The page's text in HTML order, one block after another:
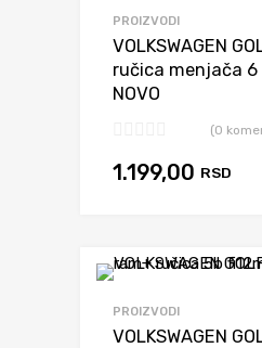
PROIZVODI
VOLKSWAGEN
ručica menjača 6
NOVO
(0
1.199,00 RSD
PROIZVODI
VOLKSWAGEN